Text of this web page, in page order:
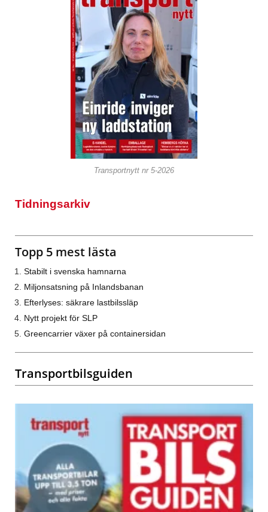
Transportnytt nr 5-2026
Tidningsarkiv
Topp 5 mest lästa
Stabilt i svenska hamnarna
Miljonsatsning på Inlandsbanan
Efterlyses: säkrare lastbilssläp
Nytt projekt för SLP
Greencarrier växer på containersidan
Transportbilsguiden